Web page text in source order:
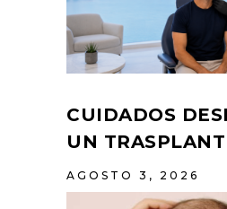
CUIDADOS
UN
AGOSTO 3, 2026